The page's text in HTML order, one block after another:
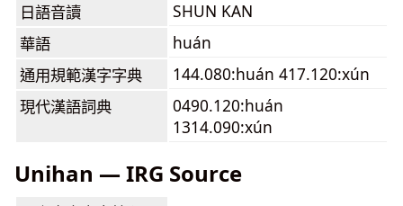
日語音讀
SHUN KAN
華語
huán
通用規範漢字字典
144.080:huán 417.120:xún
現代漢語詞典
0490.120:huán
1314.090:xún
Unihan — IRG Source